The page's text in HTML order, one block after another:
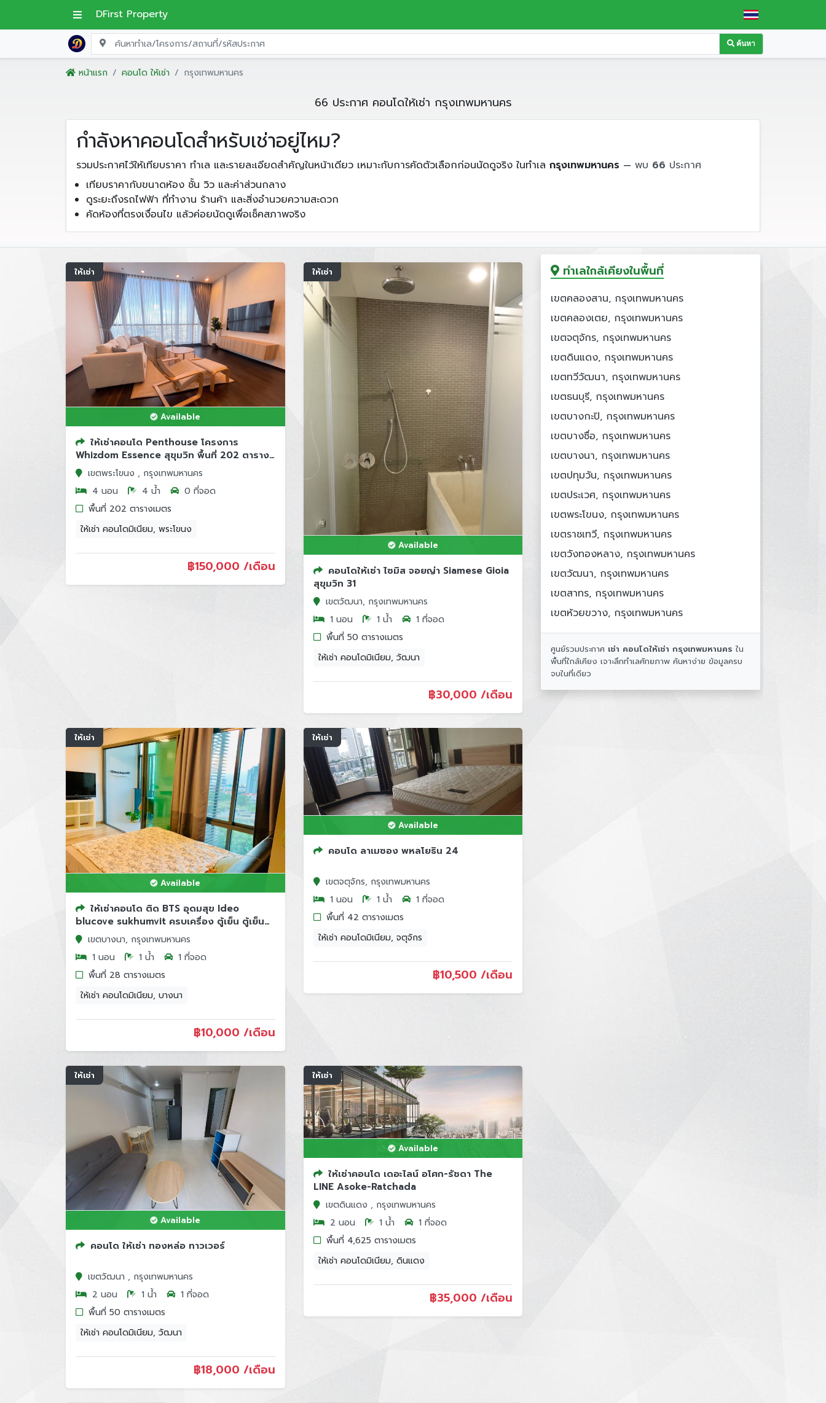
DFirst Property
ค้นหา
หน้าแรก คอนโด ให้เช่า กรุงเทพมหานคร
66 ประกาศ คอนโดให้เช่า กรุงเทพมหานคร
กำลังหาคอนโดสำหรับเช่าอยู่ไหม?
รวมประกาศไว้ให้เทียบราคา ทำเล และรายละเอียดสำคัญในหน้าเดียว เหมาะกับการคัดตัวเลือกก่อนนัดดูจริง ในทำเล กรุงเทพมหานคร — พบ 66 ประกาศ
เทียบราคากับขนาดห้อง ชั้น วิว และค่าส่วนกลาง
ดูระยะถึงรถไฟฟ้า ที่ทำงาน ร้านค้า และสิ่งอำนวยความสะดวก
คัดห้องที่ตรงเงื่อนไข แล้วค่อยนัดดูเพื่อเช็คสภาพจริง
ให้เช่า
Available
ให้เช่าคอนโด Penthouse โครงการ
Whizdom Essence สุขุมวิท พื้นที่ 202 ตาราง
เมตรเขตพระโขนง , กรุงเทพมหานคร
4 นอน
4 น้ำ
0 ที่จอด
พื้นที่ 202 ตารางเมตร
ให้เช่า คอนโดมิเนียม, พระโขนง
฿150,000 /เดือน
ให้เช่า
Available
คอนโดให้เช่า ไซมิส จอยญ่า Siamese Gioia
สุขุมวิท 31
เขตวัฒนา, กรุงเทพมหานคร
1 นอน
1 น้ำ
1 ที่จอด
พื้นที่ 50 ตารางเมตร
ให้เช่า คอนโดมิเนียม, วัฒนา
฿30,000 /เดือน
ให้เช่า
Available
ให้เช่าคอนโด ติด BTS อุดมสุข Ideo
blucove sukhumvit ครบเครื่อง ตู้เย็น ตู้เย็น
ชั้น9 ติ...
เขตบางนา, กรุงเทพมหานคร
1 นอน
1 น้ำ
1 ที่จอด
พื้นที่ 28 ตารางเมตร
ให้เช่า คอนโดมิเนียม, บางนา
฿10,000 /เดือน
ให้เช่า
Available
คอนโด ลาเมซอง พหลโยธิน 24
เขตจตุจักร, กรุงเทพมหานคร
1 นอน
1 น้ำ
1 ที่จอด
พื้นที่ 42 ตารางเมตร
ให้เช่า คอนโดมิเนียม, จตุจักร
฿10,500 /เดือน
ให้เช่า
Available
คอนโด ให้เช่า ทองหล่อ ทาวเวอร์
เขตวัฒนา , กรุงเทพมหานคร
2 นอน
1 น้ำ
1 ที่จอด
พื้นที่ 50 ตารางเมตร
ให้เช่า คอนโดมิเนียม, วัฒนา
฿18,000 /เดือน
ให้เช่า
Available
ให้เช่าคอนโด เดอะไลน์ อโศก-รัชดา The
LINE Asoke-Ratchada
เขตดินแดง , กรุงเทพมหานคร
2 นอน
1 น้ำ
1 ที่จอด
พื้นที่ 4,625 ตารางเมตร
ให้เช่า คอนโดมิเนียม, ดินแดง
฿35,000 /เดือน
ทำเลใกล้เคียงในพื้นที่
เขตคลองสาน, กรุงเทพมหานคร
เขตคลองเตย, กรุงเทพมหานคร
เขตจตุจักร, กรุงเทพมหานคร
เขตดินแดง, กรุงเทพมหานคร
เขตทวีวัฒนา, กรุงเทพมหานคร
เขตธนบุรี, กรุงเทพมหานคร
เขตบางกะปิ, กรุงเทพมหานคร
เขตบางซื่อ, กรุงเทพมหานคร
เขตบางนา, กรุงเทพมหานคร
เขตปทุมวัน, กรุงเทพมหานคร
เขตประเวศ, กรุงเทพมหานคร
เขตพระโขนง, กรุงเทพมหานคร
เขตราชเทวี, กรุงเทพมหานคร
เขตวังทองหลาง, กรุงเทพมหานคร
เขตวัฒนา, กรุงเทพมหานคร
เขตสาทร, กรุงเทพมหานคร
เขตห้วยขวาง, กรุงเทพมหานคร
ศูนย์รวมประกาศ เช่า คอนโดให้เช่า กรุงเทพมหานคร ใน
พื้นที่ใกล้เคียง เจาะลึกทำเลศักยภาพ ค้นหาง่าย ข้อมูลครบ
จบในที่เดียว